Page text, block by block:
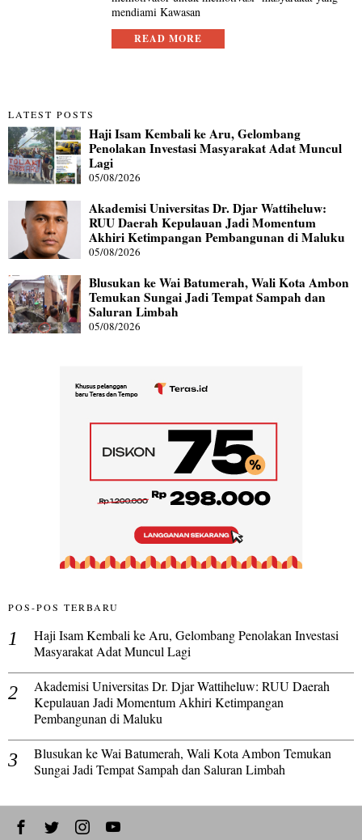
mendiami Kawasan
READ MORE
LATEST POSTS
Haji Isam Kembali ke Aru, Gelombang
Penolakan Investasi Masyarakat Adat Muncul
Lagi
05/08/2026
Akademisi Universitas Dr. Djar Wattiheluw:
RUU Daerah Kepulauan Jadi Momentum
Akhiri Ketimpangan Pembangunan di Maluku
05/08/2026
Blusukan ke Wai Batumerah, Wali Kota Ambon
Temukan Sungai Jadi Tempat Sampah dan
Saluran Limbah
05/08/2026
POS-POS TERBARU
Haji Isam Kembali ke Aru, Gelombang Penolakan Investasi
Masyarakat Adat Muncul Lagi
Akademisi Universitas Dr. Djar Wattiheluw: RUU Daerah
Kepulauan Jadi Momentum Akhiri Ketimpangan
Pembangunan di Maluku
Blusukan ke Wai Batumerah, Wali Kota Ambon Temukan
Sungai Jadi Tempat Sampah dan Saluran Limbah